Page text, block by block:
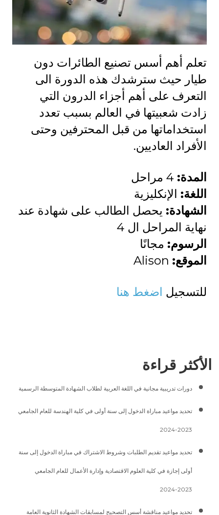
تعلم أهم أسس تصنيع الطائرات دون
طيار حيث سترشدك هذه الدورة الى
التعرف على أهم أجزاء الدرون التي
زادت شعبيتها في العالم بسبب تعدد
استخداماتها من قبل المحترفين وحتى
الأفراد العاديين.
المدة:
اللغة: الإنكليزية
الشهادة: يحصل الطالب على شهادة عند
نهاية المراحل ال 4
الرسوم: مجانًا
الموقع:
للتسجيل اضغط هنا
الأكثر قراءة
دورات تدريبية مجانية في اللغة العربية لطلاب الشهادة المتوسطة الرسمية
تحديد مواعيد مباراة الدخول إلى سنة أولى في كلية الهندسة للعام الجامعي
2023-2024
تحديد مواعيد تقديم الطلبات وشروط الاشتراك في مباراة الدخول إلى سنة
أولى إجازة في كلية العلوم الاقتصادية وإدارة الأعمال للعام الجامعي
2023-2024
تحديد مواعيد مناقشة أسس التصحيح لمسابقات الشهادة الثانوية العامة